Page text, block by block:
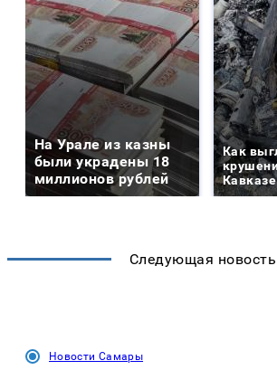
На Урале из казны
были украдены 18
миллионов рублей
Как
Следующая новость
Новости Самары